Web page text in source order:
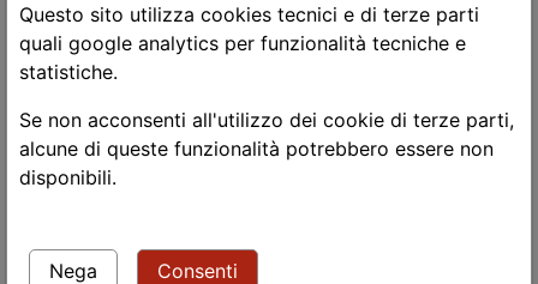
The black dj and his white heat
Tango in Borgo's Aires
Lo zen e l'arte della manutenzione della
motocicletta
Tramonto dal Passo Pian delle Fugazze
Tamango
Questo sito utilizza cookies tecnici e di terze parti
quali google analytics per funzionalità tecniche e
statistiche.
Se non acconsenti all'utilizzo dei cookie di terze parti,
alcune di queste funzionalità potrebbero essere non
disponibili.
Nega Consenti